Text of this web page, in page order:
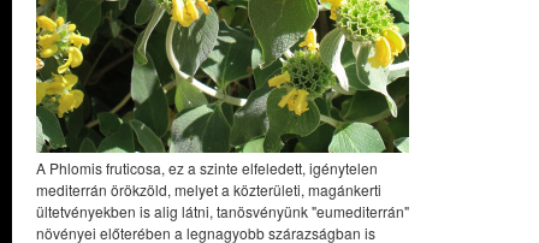
A Phlomis fruticosa, ez a szinte elfeledett, igénytelen
mediterrán örökzöld, melyet a közterületi, magánkerti
ültetvényekben is alig látni, tanösvényünk "eumediterrán"
növényei előterében a legnagyobb szárazságban is